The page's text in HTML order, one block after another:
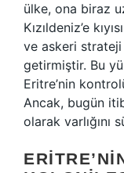
ülke, ona biraz
Kızıldeniz’e
ve askeri strateji
getirmiştir. Bu
Eritre’nin
Ancak, bugün
olarak varlığını